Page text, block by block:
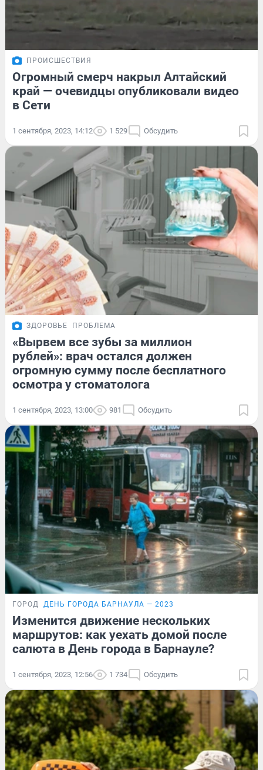
ПРОИСШЕСТВИЯ
Огромный смерч накрыл Алтайский
край — очевидцы опубликовали видео
в Сети
1 сентября, 2023, 14:12 1 529 Обсудить
ЗДОРОВЬЕ ПРОБЛЕМА
«Вырвем все зубы за миллион
рублей»: врач остался должен
огромную сумму после бесплатного
осмотра у стоматолога
1 сентября, 2023, 13:00 981 Обсудить
ГОРОД ДЕНЬ ГОРОДА БАРНАУЛА — 2023
Изменится движение нескольких
маршрутов: как уехать домой после
салюта в День города в Барнауле?
1 сентября, 2023, 12:56 1 734 Обсудить